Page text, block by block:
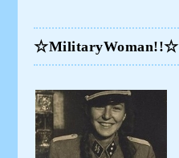
☆MilitaryWoman!!☆